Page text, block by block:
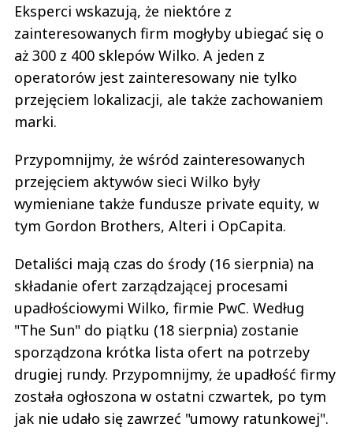
Eksperci wskazują, że niektóre z
zainteresowanych firm mogłyby ubiegać się o
aż 300 z 400 sklepów Wilko. A jeden z
operatorów jest zainteresowany nie tylko
przejęciem lokalizacji, ale także zachowaniem
marki.
Przypomnijmy, że wśród zainteresowanych
przejęciem aktywów sieci Wilko były
wymieniane także fundusze private equity, w
tym Gordon Brothers, Alteri i OpCapita.
Detaliści mają czas do środy (16 sierpnia) na
składanie ofert zarządzającej procesami
upadłościowymi Wilko, firmie PwC. Według
"The Sun" do piątku (18 sierpnia) zostanie
sporządzona krótka lista ofert na potrzeby
drugiej rundy. Przypomnijmy, że upadłość firmy
została ogłoszona w ostatni czwartek, po tym
jak nie udało się zawrzeć "umowy ratunkowej".